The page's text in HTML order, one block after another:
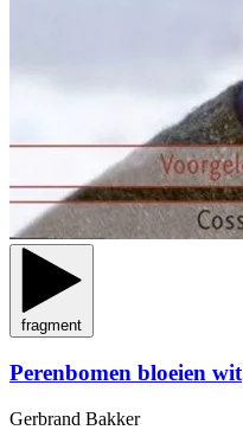
fragment
Perenbomen bloeien wit
Gerbrand Bakker